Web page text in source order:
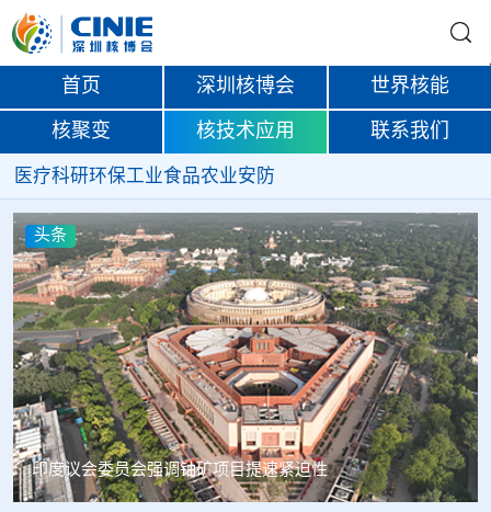
首页 深圳核博会 世界核能
核聚变 核技术应用 联系我们
医疗科研环保工业食品农业安防
头条
中核辐智正式设立 中国同辐持股90%打通核医疗全产业链